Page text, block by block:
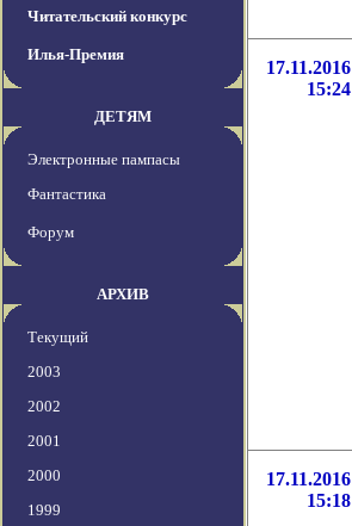
Читательский конкурс
Илья-Премия
ДЕТЯМ
Электронные пампасы
Фантастика
Форум
АРХИВ
Текущий
2003
2002
2001
2000
1999
17.11.2016
15:24
17.11.2016
15:18